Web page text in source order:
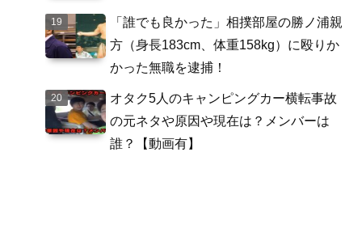
「誰でも良かった」相撲部屋の勝ノ浦親
方（身長183cm、体重158kg）に殴りか
かった無職を逮捕！
オタク5人のキャンピングカー横転事故
の元ネタや原因や現在は？メンバーは
誰？【動画有】